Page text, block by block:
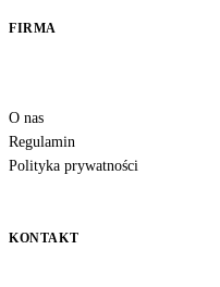
FIRMA
O nas
Regulamin
Polityka prywatności
KONTAKT